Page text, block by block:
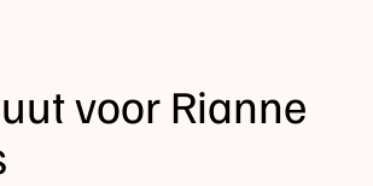
voor Rianne